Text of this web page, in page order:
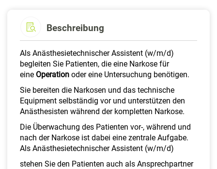
Beschreibung
Als Anästhesietechnischer Assistent (w/m/d)
begleiten Sie Patienten, die eine Narkose für
eine Operation oder eine Untersuchung benötigen.
Sie bereiten die Narkosen und das technische
Equipment selbständig vor und unterstützen den
Anästhesisten während der kompletten Narkose.
Die Überwachung des Patienten vor-, während und
nach der Narkose ist dabei eine zentrale Aufgabe.
Als Anästhesietechnischer Assistent (w/m/d)
stehen Sie den Patienten auch als Ansprechpartner